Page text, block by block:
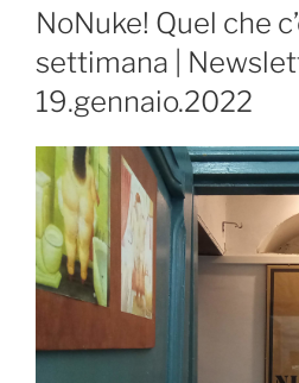
IL
NoNuke! Quel che
settimana |
19.gennaio.2022